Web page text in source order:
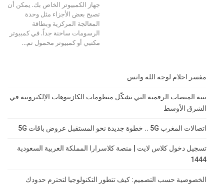
جهاز الكمبيوتر الخاص بك. يمكن أن
تصبح بعض الأجزاء مثل وحدة
المعالجة المركزية وبطاقة
الرسومات ساخنة جداً. في كمبيوتر
مكتبي أو كمبيوتر محمول تم…
مفسر احلام لوجه الله واتس
بنية المنصات الرقمية التي تشكّل منظومات الكازينوهات الإلكترونية في
الشرق الأوسط
اتصالات المغرب 5G .. خطوة جديدة نحو المستقبل عروض باقات 5G
تسجيل دخول كلاس لايت | منصة كلاسرارا المملكة العربية السعودية
1444
الخصوصية حسب التصميم: كيف تتطور التكنولوجيا لتحترم حدودك